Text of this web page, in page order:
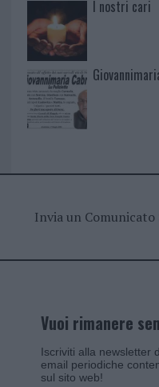
I nostri cari
Invia un Comunicato
Vuoi rimanere
Iscriviti alla newsletter
email periodiche
sul sito web!